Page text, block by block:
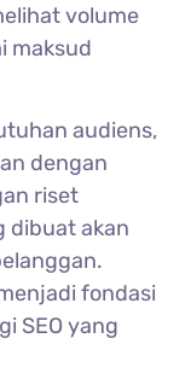
volume
maksud
audiens,
dengan
riset
dibuat akan
fondasi
SEO yang